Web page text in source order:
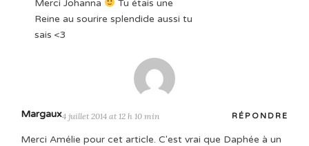
Merci Johanna
Tu étais une
Reine au sourire splendide aussi tu
sais <3
Margaux4 juillet 2014 at 12 h 10 min RÉPONDRE
Merci Amélie pour cet article. C'est vrai que Daphée à un